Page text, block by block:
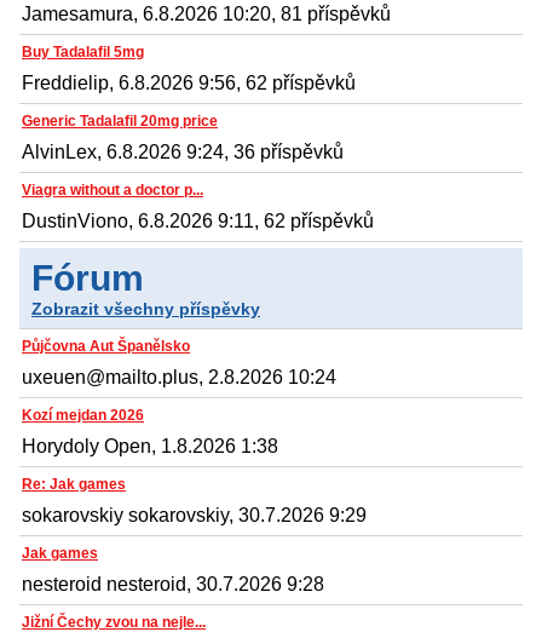
Jamesamura, 6.8.2026 10:20, 81 příspěvků
Buy Tadalafil 5mg
Freddielip, 6.8.2026 9:56, 62 příspěvků
Generic Tadalafil 20mg price
AlvinLex, 6.8.2026 9:24, 36 příspěvků
Viagra without a doctor p...
DustinViono, 6.8.2026 9:11, 62 příspěvků
Fórum
Zobrazit všechny příspěvky
Půjčovna Aut Španělsko
uxeuen@mailto.plus, 2.8.2026 10:24
Kozí mejdan 2026
Horydoly Open, 1.8.2026 1:38
Re: Jak games
sokarovskiy sokarovskiy, 30.7.2026 9:29
Jak games
nesteroid nesteroid, 30.7.2026 9:28
Jižní Čechy zvou na nejle...